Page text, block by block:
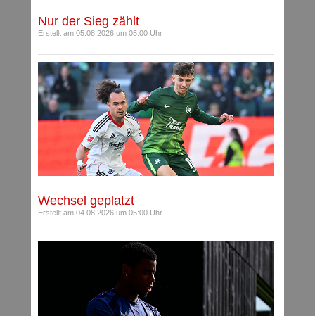
Nur der Sieg zählt
Erstellt am 05.08.2026 um 05:00 Uhr
Wechsel geplatzt
Erstellt am 04.08.2026 um 05:00 Uhr